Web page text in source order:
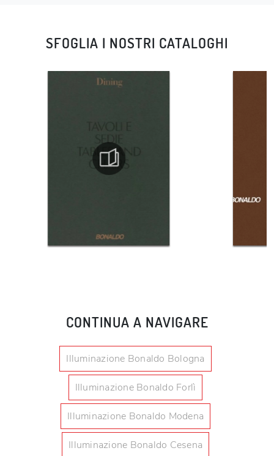
SFOGLIA I NOSTRI CATALOGHI
CONTINUA A NAVIGARE
Illuminazione Bonaldo Bologna
Illuminazione Bonaldo Forlì
Illuminazione Bonaldo Modena
Illuminazione Bonaldo Cesena